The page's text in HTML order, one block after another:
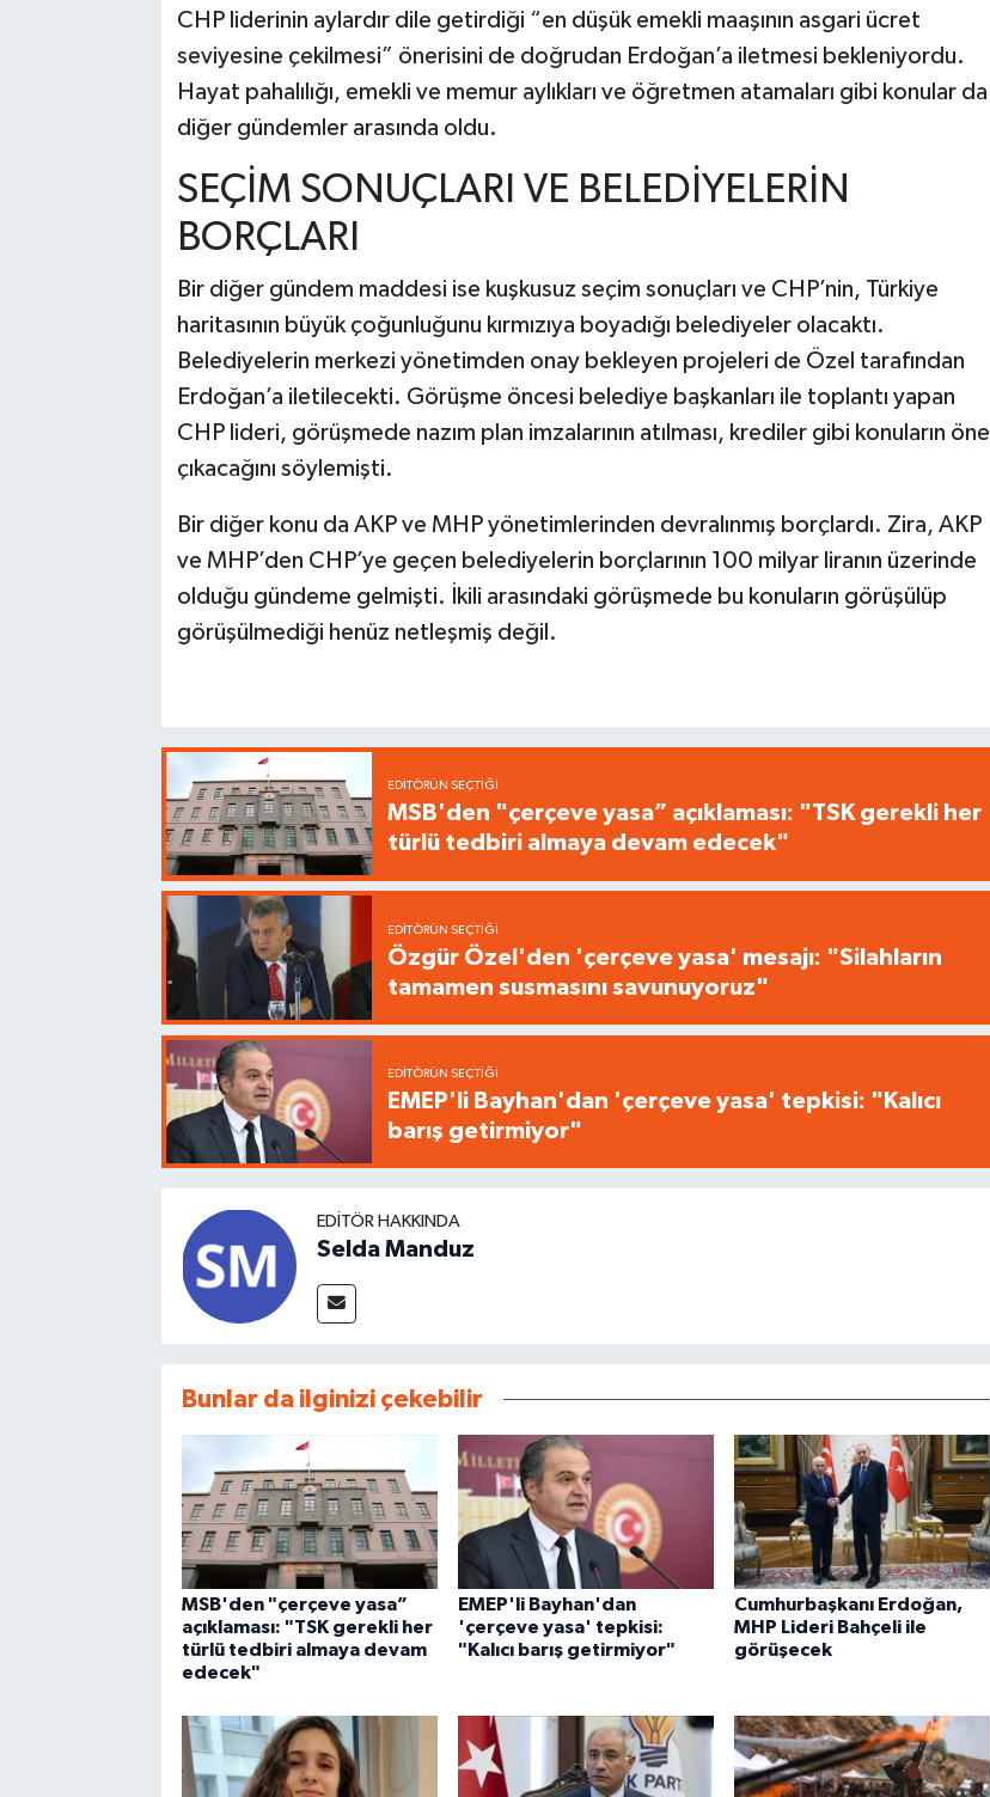
CHP liderinin aylardır dile getirdiği “en düşük emekli maaşının asgari ücret
seviyesine çekilmesi” önerisini de doğrudan Erdoğan’a iletmesi bekleniyordu.
Hayat pahalılığı, emekli ve memur aylıkları ve öğretmen atamaları gibi konular da
diğer gündemler arasında oldu.
SEÇİM SONUÇLARI VE BELEDİYELERİN
BORÇLARI
Bir diğer gündem maddesi ise kuşkusuz seçim sonuçları ve CHP’nin, Türkiye
haritasının büyük çoğunluğunu kırmızıya boyadığı belediyeler olacaktı.
Belediyelerin merkezi yönetimden onay bekleyen projeleri de Özel tarafından
Erdoğan’a iletilecekti. Görüşme öncesi belediye başkanları ile toplantı yapan
CHP lideri, görüşmede nazım plan imzalarının atılması, krediler gibi konuların öne
çıkacağını söylemişti.
Bir diğer konu da AKP ve MHP yönetimlerinden devralınmış borçlardı. Zira, AKP
ve MHP’den CHP’ye geçen belediyelerin borçlarının 100 milyar liranın üzerinde
olduğu gündeme gelmişti. İkili arasındaki görüşmede bu konuların görüşülüp
görüşülmediği henüz netleşmiş değil.
EDITÖRÜN SEÇTIĞI
MSB'den "çerçeve yasa” açıklaması: "TSK gerekli her
türlü tedbiri almaya devam edecek"
EDITÖRÜN SEÇTIĞI
Özgür Özel'den 'çerçeve yasa' mesajı: "Silahların
tamamen susmasını savunuyoruz"
EDITÖRÜN SEÇTIĞI
EMEP'li Bayhan'dan 'çerçeve yasa' tepkisi: "Kalıcı
barış getirmiyor"
EDITÖR HAKKINDA
Selda Manduz
Bunlar da ilginizi çekebilir
MSB'den "çerçeve yasa”
açıklaması: "TSK gerekli her
türlü tedbiri almaya devam
edecek"
EMEP'li Bayhan'dan
'çerçeve yasa' tepkisi:
"Kalıcı barış getirmiyor"
Cumhurbaşkanı Erdoğan,
MHP Lideri Bahçeli ile
görüşecek